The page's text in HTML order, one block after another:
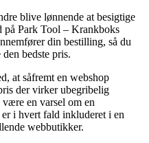
blive lønnende at besigtige
på Park Tool – Krankboks
din bestilling, så du
bedste pris.
at såfremt en webshop
der virker ubegribelig
en varsel om en
i hvert fald inkluderet i en
webbutikker.